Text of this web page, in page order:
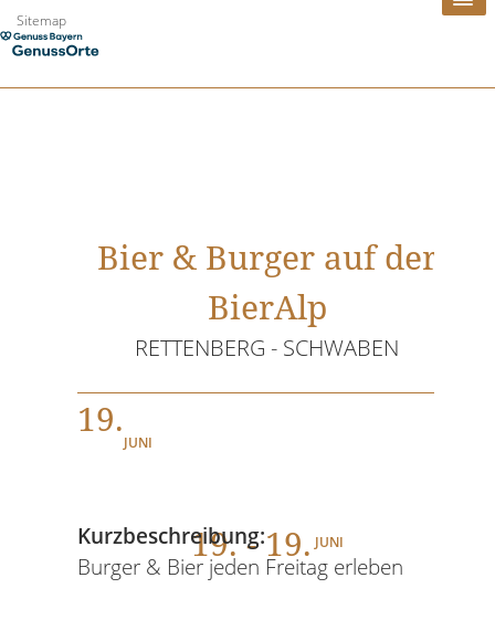
Zum
Inhalt
Sitemap
Bier & Burger auf der
BierAlp
RETTENBERG - SCHWABEN
19.
JUNI
19. - 19. JUNI
Kurzbeschreibung:
Burger & Bier jeden Freitag erleben